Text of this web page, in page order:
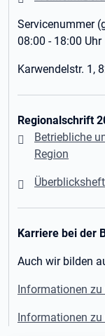
Servicenummer
08:00 - 18:00 Uhr
Karwendelstr. 1,
Regionalschrift
Betriebliche
Region
Karriere bei der
Auch wir bilden
Informationen
Informationen zu